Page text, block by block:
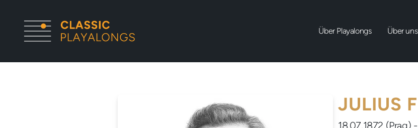
Über Playalongs Über uns
JULIUS
18.07.1872 (Prag)